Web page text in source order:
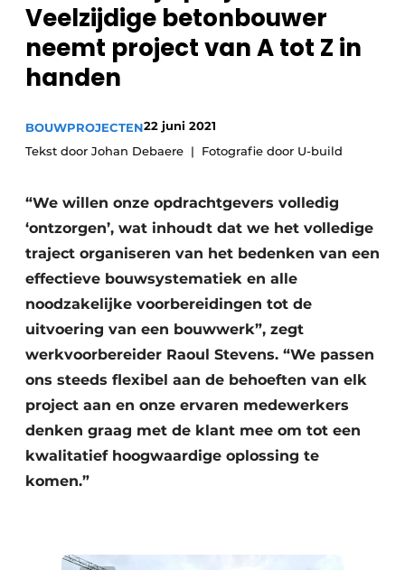
Podcasts
Privacy / Cookie statement
storymetadata
Vacatures
Glas
Modulair bouwen
Veelzijdige betonbouwer
neemt project van A tot Z in
handen
BOUWPROJECTEN22 juni 2021
Tekst door Johan Debaere
Fotografie door U-build
“We willen onze opdrachtgevers volledig
‘ontzorgen’, wat inhoudt dat we het volledige
traject organiseren van het bedenken van een
effectieve bouwsystematiek en alle
noodzakelijke voorbereidingen tot de
uitvoering van een bouwwerk”, zegt
werkvoorbereider Raoul Stevens. “We passen
ons steeds flexibel aan de behoeften van elk
project aan en onze ervaren medewerkers
denken graag met de klant mee om tot een
kwalitatief hoogwaardige oplossing te
komen.”